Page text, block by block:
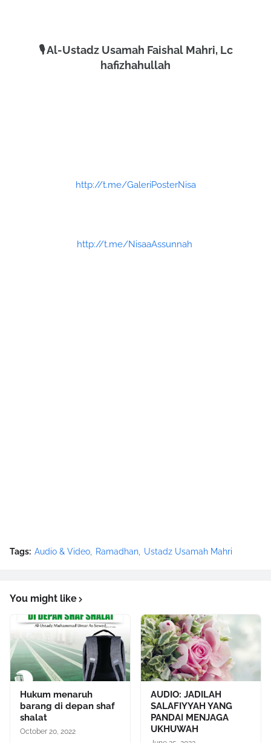
🎙️ Al-Ustadz Usamah Faishal Mahri, Lc
hafizhahullah
http://t.me/GaleriPosterNisa
http://t.me/NisaaAssunnah
Tags: Audio & Video Ramadhan Ustadz Usamah Mahri
You might like
Hukum menaruh
barang di depan shaf
shalat
October 20, 2022
AUDIO: JADILAH
SALAFIYYAH YANG
PANDAI MENJAGA
UKHUWAH